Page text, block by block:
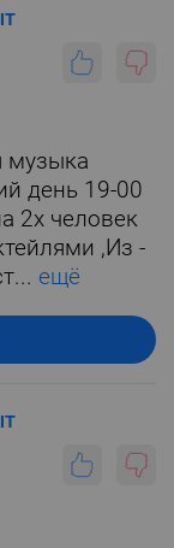
музыка
день 19-00
2х человек
,Из -
ещё